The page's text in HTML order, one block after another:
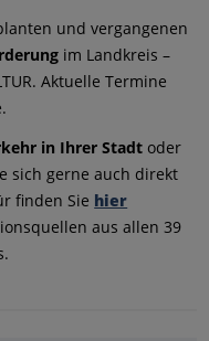
und vergangenen
im Landkreis –
Aktuelle Termine
in Ihrer Stadt oder
sich gerne auch direkt
finden Sie hier
aus allen 39